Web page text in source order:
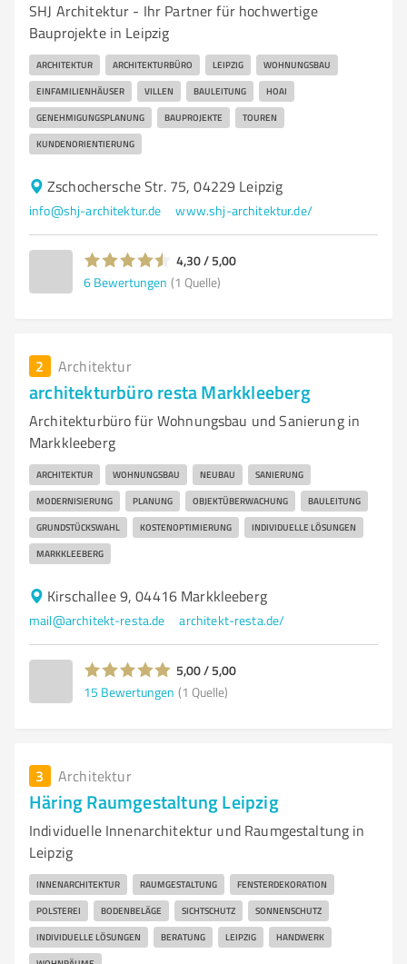
SHJ Architektur - Ihr Partner für hochwertige
Bauprojekte in Leipzig
ARCHITEKTUR ARCHITEKTURBÜRO LEIPZIG WOHNUNGSBAU
EINFAMILIENHÄUSER VILLEN BAULEITUNG HOAI
GENEHMIGUNGSPLANUNG BAUPROJEKTE TOUREN
KUNDENORIENTIERUNG
Zschochersche Str. 75, 04229 Leipzig
info@shj-architektur.de www.shj-architektur.de/
4,30 / 5,00
6 Bewertungen (1 Quelle)
2 Architektur
architekturbüro resta Markkleeberg
Architekturbüro für Wohnungsbau und Sanierung in
Markkleeberg
ARCHITEKTUR WOHNUNGSBAU NEUBAU SANIERUNG
MODERNISIERUNG PLANUNG OBJEKTÜBERWACHUNG BAULEITUNG
GRUNDSTÜCKSWAHL KOSTENOPTIMIERUNG INDIVIDUELLE LÖSUNGEN
MARKKLEEBERG
Kirschallee 9, 04416 Markkleeberg
mail@architekt-resta.de architekt-resta.de/
5,00 / 5,00
15 Bewertungen (1 Quelle)
3 Architektur
Häring Raumgestaltung Leipzig
Individuelle Innenarchitektur und Raumgestaltung in
Leipzig
INNENARCHITEKTUR RAUMGESTALTUNG FENSTERDEKORATION
POLSTEREI BODENBELÄGE SICHTSCHUTZ SONNENSCHUTZ
INDIVIDUELLE LÖSUNGEN BERATUNG LEIPZIG HANDWERK